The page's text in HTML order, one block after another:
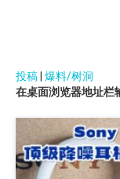
投稿 爆料/树洞
在桌面浏览器地址栏